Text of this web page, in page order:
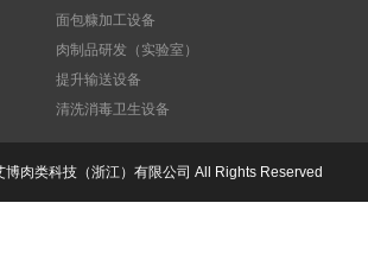
设备
面包糠加工设备
肉制品研发（实验室）
设备
提升输送设备
清洗消毒卫生设备
肉类科技（浙江）有限公司 All Rights Reserved